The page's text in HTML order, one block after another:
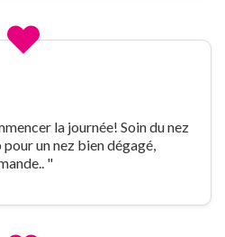
la journée! Soin du nez
pour un nez bien dégagé,
"